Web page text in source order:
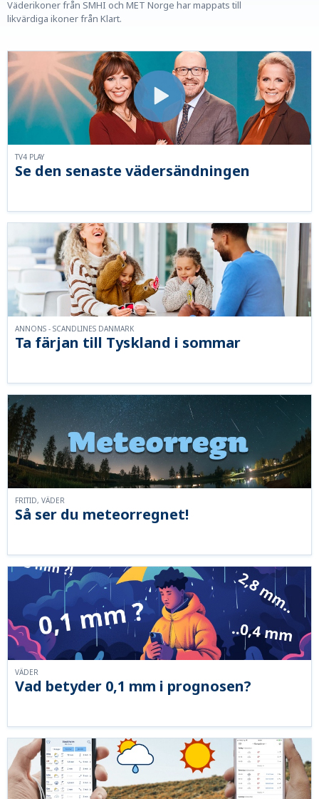
Väderikoner från SMHI och MET Norge har mappats till
likvärdiga ikoner från Klart.
Se den senaste vädersändningen
TV4 PLAY
Ta färjan till Tyskland i sommar
ANNONS - SCANDLINES DANMARK
Så ser du meteorregnet!
FRITID, VÄDER
Vad betyder 0,1 mm i prognosen?
VÄDER